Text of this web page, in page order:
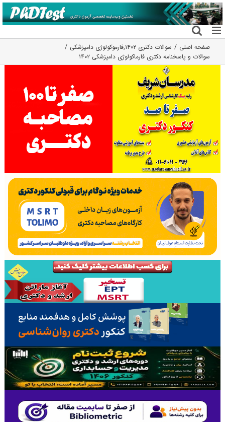
رفتن
به
محتوا
صفحه اصلی سوالات دکتری ۱۴۰۲ ,فارموکولوژی دامپزشکی
سوالات و پاسخنامه دکتری فارماکولوژی دامپزشکی ۱۴۰۲